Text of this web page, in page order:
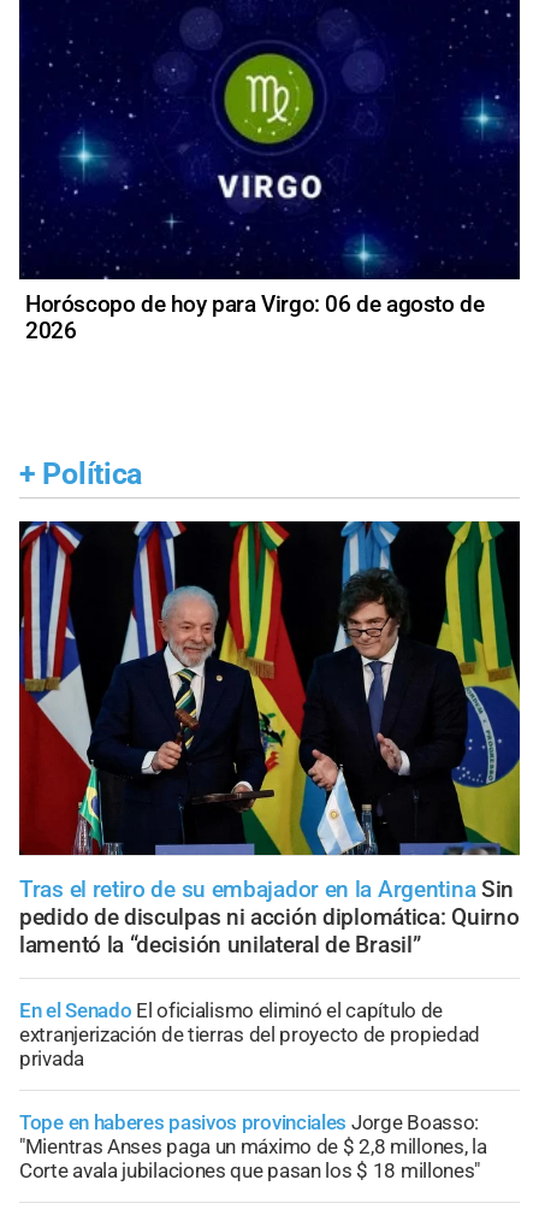
Horóscopo de hoy para Virgo: 06 de agosto de
2026
+ Política
Tras el retiro de su embajador en la Argentina Sin
pedido de disculpas ni acción diplomática: Quirno
lamentó la “decisión unilateral de Brasil”
En el Senado El oficialismo eliminó el capítulo de
extranjerización de tierras del proyecto de propiedad
privada
Tope en haberes pasivos provinciales Jorge Boasso:
"Mientras Anses paga un máximo de $ 2,8 millones, la
Corte avala jubilaciones que pasan los $ 18 millones"